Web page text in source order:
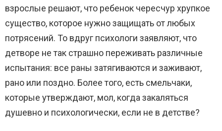
взрослые решают, что ребенок чересчур хрупкое
существо, которое нужно защищать от любых
потрясений. То вдруг психологи заявляют, что
детворе не так страшно переживать различные
испытания: все раны затягиваются и заживают,
рано или поздно. Более того, есть смельчаки,
которые утверждают, мол, когда закаляться
душевно и психологически, если не в детстве?